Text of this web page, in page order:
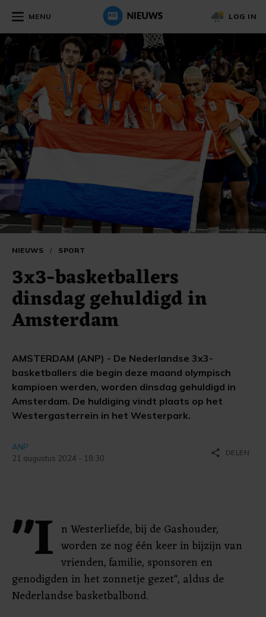
MENU LOG IN
NIEUWS / SPORT
3x3-basketballers
dinsdag gehuldigd in
Amsterdam
AMSTERDAM (ANP) - De Nederlandse 3x3-
basketballers die begin deze maand olympisch
kampioen werden, worden dinsdag gehuldigd in
Amsterdam. De huldiging vindt plaats op het
Westergasterrein in het Westerpark.
ANP
21 augustus 2024 - 18:30
share DELEN
"I n Westerliefde, bij de Gashouder,
worden ze nog één keer in bijzijn van
vrienden, familie, sponsoren en
genodigden in het zonnetje gezet", aldus de
Nederlandse basketbalbond.